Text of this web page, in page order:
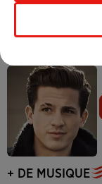
+ DE MUSIQUE